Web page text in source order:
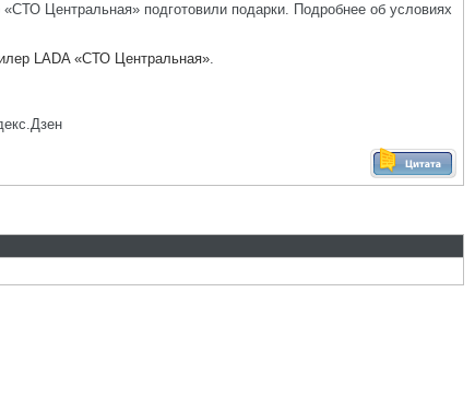
Центральная» подготовили подарки. Подробнее об условиях
LADA «СТО Центральная».